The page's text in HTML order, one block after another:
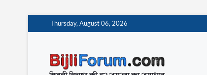
to
Thursday, August 06, 2026